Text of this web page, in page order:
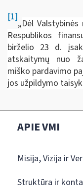
[1]
„Dėl
Respublikos
birželio 23 d.
atskaitymų nuo
miško pardavimo
jos užpildymo
APIE VMI
Misija, Vizija ir
Struktūra ir